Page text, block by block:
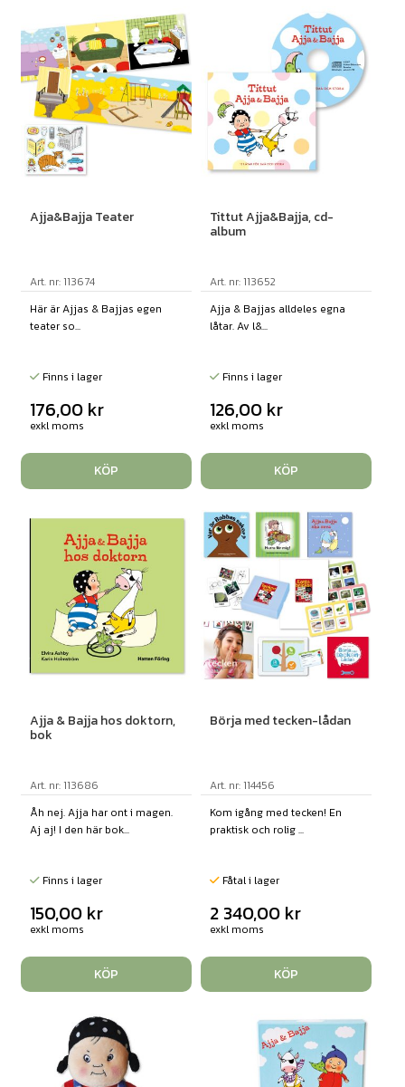
Ajja&Bajja Teater
Art. nr: 113674
Här är Ajjas & Bajjas egen
teater so...
Finns i lager
176,00 kr
exkl moms
KÖP
Tittut Ajja&Bajja, cd-
album
Art. nr: 113652
Ajja & Bajjas alldeles egna
låtar. Av l&...
Finns i lager
126,00 kr
exkl moms
KÖP
Ajja & Bajja hos doktorn,
bok
Art. nr: 113686
Åh nej. Ajja har ont i magen.
Aj aj! I den här bok...
Finns i lager
150,00 kr
exkl moms
KÖP
Börja med tecken-lådan
Art. nr: 114456
Kom igång med tecken! En
praktisk och rolig ...
Fåtal i lager
2 340,00 kr
exkl moms
KÖP